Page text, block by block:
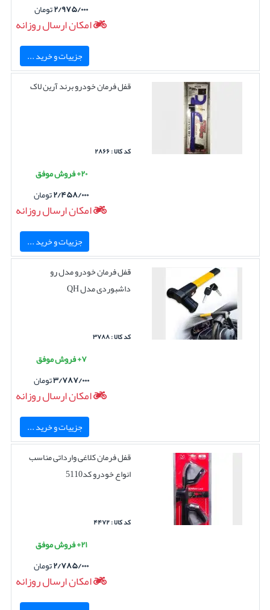
۲/۹۷۵/۰۰۰تومان
امکان ارسال روزانه
جزییات و خرید ...
قفل فرمان خودرو برند آرین لاک
کد کالا : ۲۸۶۶
۲۰+ فروش موفق
۲/۴۵۸/۰۰۰تومان
امکان ارسال روزانه
جزییات و خرید ...
قفل فرمان خودرو مدل رو
داشبوردی مدل QH
کد کالا : ۳۷۸۸
۷+ فروش موفق
۳/۷۸۷/۰۰۰تومان
امکان ارسال روزانه
جزییات و خرید ...
قفل فرمان کلاغی وارداتی مناسب
انواع خودرو کد5110
کد کالا : ۴۴۷۲
۲۱+ فروش موفق
۲/۷۸۵/۰۰۰تومان
امکان ارسال روزانه